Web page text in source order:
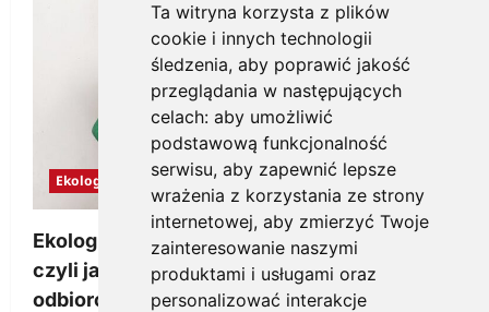
Ta witryna korzysta z plików
cookie i innych technologii
śledzenia, aby poprawić jakość
przeglądania w następujących
celach: aby umożliwić
podstawową funkcjonalność
serwisu, aby zapewnić lepsze
wrażenia z korzystania ze strony
internetowej, aby zmierzyć Twoje
zainteresowanie naszymi
produktami i usługami oraz
personalizować interakcje
Ekologia
Ekologiczne gadżety reklamowe dla firmy,
czyli jak wzbudzić zainteresowanie
odbiorców